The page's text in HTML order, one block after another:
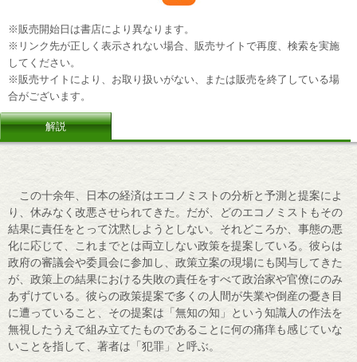
※販売開始日は書店により異なります。
※リンク先が正しく表示されない場合、販売サイトで再度、検索を実施
してください。
※販売サイトにより、お取り扱いがない、または販売を終了している場
合がございます。
解説
この十余年、日本の経済はエコノミストの分析と予測と提案によ
り、休みなく改悪させられてきた。だが、どのエコノミストもその
結果に責任をとって沈黙しようとしない。それどころか、事態の悪
化に応じて、これまでとは両立しない政策を提案している。彼らは
政府の審議会や委員会に参加し、政策立案の現場にも関与してきた
が、政策上の結果における失敗の責任をすべて政治家や官僚にのみ
あずけている。彼らの政策提案で多くの人間が失業や倒産の憂き目
に遭っていること、その提案は「無知の知」という知識人の作法を
無視したうえで組み立てたものであることに何の痛痒も感じていな
いことを指して、著者は「犯罪」と呼ぶ。